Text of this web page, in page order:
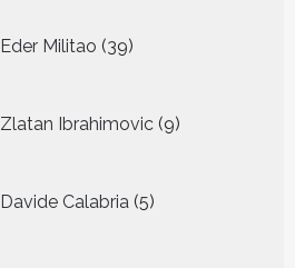
Eder Militao 39
producten
Zlatan Ibrahimovic 9
producten
Davide Calabria 5
producten